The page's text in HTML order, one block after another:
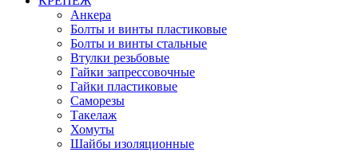
Анкера
Болты и винты пластиковые
Болты и винты стальные
Втулки резьбовые
Гайки запрессовочные
Гайки пластиковые
Саморезы
Такелаж
Хомуты
Шайбы изоляционные